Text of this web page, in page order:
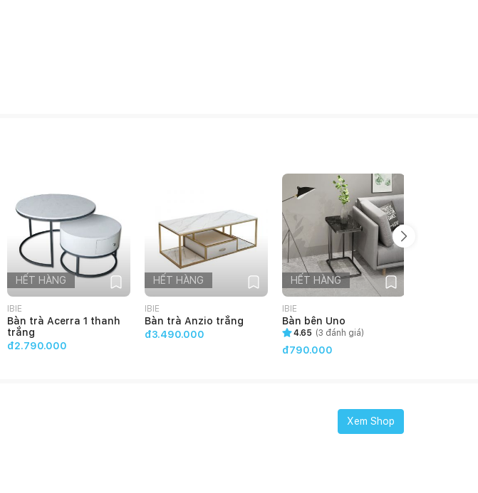
HẾT HÀNG
IBIE
Bàn trà Acerra 1 thanh
trắng
đ2.790.000
HẾT HÀNG
IBIE
Bàn trà Anzio trắng
đ3.490.000
HẾT HÀNG
IBIE
Bàn bên Uno
4.65 (3 đánh giá)
đ790.000
Xem Shop